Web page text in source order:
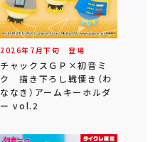
2026年 7 月下旬 登場
チャックスＧＰ×初音ミ
ク 描き下ろし戦慄き（わ
ななき）アームキーホルダ
ー vol.2